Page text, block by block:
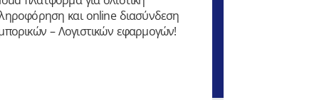
και online διασύνδεση
– Λογιστικών εφαρμογών!